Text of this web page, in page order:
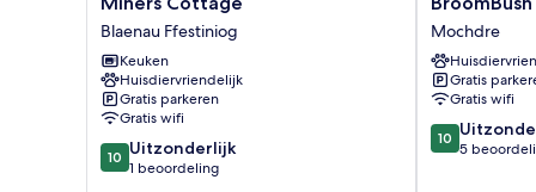
Cottage
Blaenau
Ffestiniog
Blaenau Ffestiniog
Keuken
Huisdiervriendelijk
Gratis parkeren
Gratis wifi
10.0
van
10 Uitzonderlijk
1 beoordeling
Mochdre
Mochdre
Gratis
Gratis wifi
10.0
van
10
5